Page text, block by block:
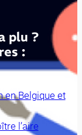
plu ?
:
en Belgique et
l’aire